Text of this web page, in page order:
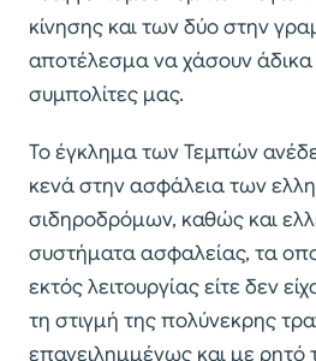
κίνησης και των δύο στην
αποτέλεσμα να χάσουν άδικα
συμπολίτες μας.
Το έγκλημα των Τεμπών
κενά στην ασφάλεια των
σιδηροδρόμων, καθώς και
συστήματα ασφαλείας, τα
εκτός λειτουργίας είτε δεν
τη στιγμή της πολύνεκρης
επανειλημμένως και με ρητό